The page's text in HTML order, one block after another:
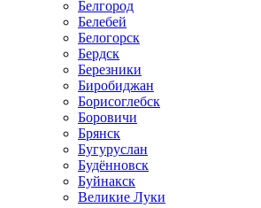
Белгород
Белебей
Белогорск
Бердск
Березники
Биробиджан
Борисоглебск
Боровичи
Брянск
Бугуруслан
Будённовск
Буйнакск
Великие Луки